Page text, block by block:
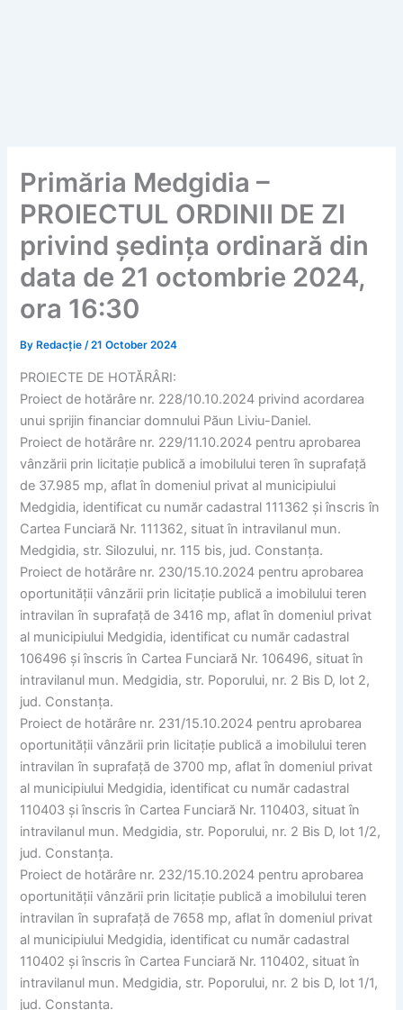
Primăria Medgidia –
PROIECTUL ORDINII DE ZI
privind ședința ordinară din
data de 21 octombrie 2024,
ora 16:30
By Redacție/21 October 2024
PROIECTE DE HOTĂRÂRI:
Proiect de hotărâre nr. 228/10.10.2024 privind acordarea
unui sprijin financiar domnului Păun Liviu-Daniel.
Proiect de hotărâre nr. 229/11.10.2024 pentru aprobarea
vânzării prin licitație publică a imobilului teren în suprafață
de 37.985 mp, aflat în domeniul privat al municipiului
Medgidia, identificat cu număr cadastral 111362 și înscris în
Cartea Funciară Nr. 111362, situat în intravilanul mun.
Medgidia, str. Silozului, nr. 115 bis, jud. Constanța.
Proiect de hotărâre nr. 230/15.10.2024 pentru aprobarea
oportunității vânzării prin licitație publică a imobilului teren
intravilan în suprafață de 3416 mp, aflat în domeniul privat
al municipiului Medgidia, identificat cu număr cadastral
106496 și înscris în Cartea Funciară Nr. 106496, situat în
intravilanul mun. Medgidia, str. Poporului, nr. 2 Bis D, lot 2,
jud. Constanța.
Proiect de hotărâre nr. 231/15.10.2024 pentru aprobarea
oportunității vânzării prin licitație publică a imobilului teren
intravilan în suprafață de 3700 mp, aflat în domeniul privat
al municipiului Medgidia, identificat cu număr cadastral
110403 și înscris în Cartea Funciară Nr. 110403, situat în
intravilanul mun. Medgidia, str. Poporului, nr. 2 Bis D, lot 1/2,
jud. Constanța.
Proiect de hotărâre nr. 232/15.10.2024 pentru aprobarea
oportunității vânzării prin licitație publică a imobilului teren
intravilan în suprafață de 7658 mp, aflat în domeniul privat
al municipiului Medgidia, identificat cu număr cadastral
110402 și înscris în Cartea Funciară Nr. 110402, situat în
intravilanul mun. Medgidia, str. Poporului, nr. 2 bis D, lot 1/1,
jud. Constanța.